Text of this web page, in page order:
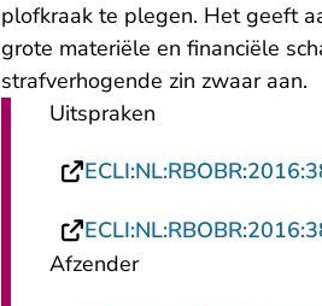
plofkraak te plegen. Het geeft
grote materiële en financiële
strafverhogende zin zwaar aan.
Uitspraken
Afzender